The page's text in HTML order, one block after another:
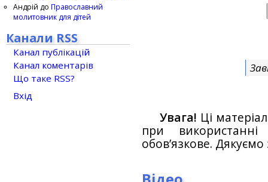
Увага! Ці
при
обов’язкове.
Андрій до Православний
молитовник для дітей
Канали RSS
Канал публікацій
Канал коментарів
Що таке RSS?
Вхід